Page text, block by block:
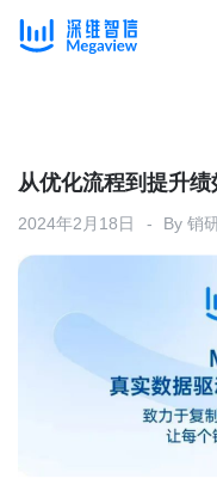
产品总览
产品集成
解决方案
按行业
消费医疗
客户案例
从优化流程到提升
2024年2月18日 By 销